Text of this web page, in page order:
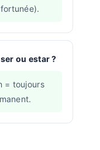
ou estar ?
= toujours